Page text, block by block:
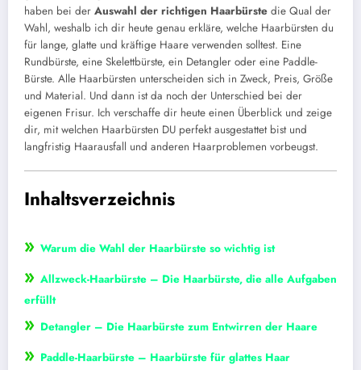
haben bei der Auswahl der richtigen Haarbürste die Qual der
Wahl, weshalb ich dir heute genau erkläre, welche Haarbürsten du
für lange, glatte und kräftige Haare verwenden solltest. Eine
Rundbürste, eine Skelettbürste, ein Detangler oder eine Paddle-
Bürste. Alle Haarbürsten unterscheiden sich in Zweck, Preis, Größe
und Material. Und dann ist da noch der Unterschied bei der
eigenen Frisur. Ich verschaffe dir heute einen Überblick und zeige
dir, mit welchen Haarbürsten DU perfekt ausgestattet bist und
langfristig Haarausfall und anderen Haarproblemen vorbeugst.
Inhaltsverzeichnis
» Warum die Wahl der Haarbürste so wichtig ist
» Allzweck-Haarbürste – Die Haarbürste, die alle Aufgaben
erfüllt
» Detangler – Die Haarbürste zum Entwirren der Haare
» Paddle-Haarbürste – Haarbürste für glattes Haar